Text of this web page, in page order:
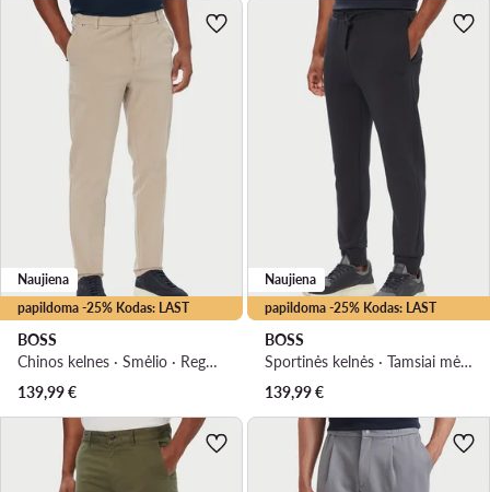
papildoma -25% Kodas: LAST
Naujiena
BOSS
Chinos kelnes · Smėlio · Regular Fit
139,99€
papildoma -25% Kodas: LAST
Naujiena
BOSS
Sportinės kelnės · Tamsiai mėlyna · Regular Fit
139,99€